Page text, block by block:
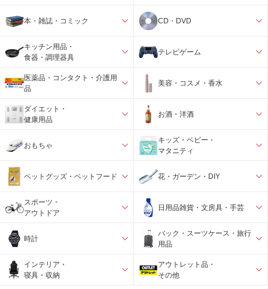
本・雑誌・コミック CD・DVD
キッチン用品・
食器・調理器具
テレビゲーム
医薬品・コンタクト・介護用
品
美容・コスメ・香水
ダイエット・
健康用品
お酒・洋酒
おもちゃ
キッズ・ベビー・
マタニティ
ペットグッズ・ペットフード 花・ガーデン・DIY
スポーツ・
アウトドア
日用品雑貨・文房具・手芸
時計
バック・スーツケース・旅行
用品
インテリア・
寝具・収納
アウトレット品・
その他